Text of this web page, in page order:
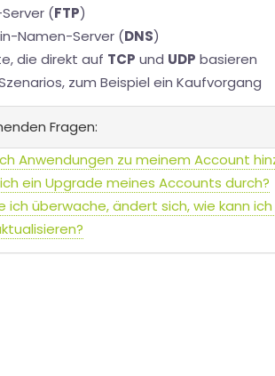
(FTP)
Namen-Server (DNS)
die direkt auf TCP und UDP basieren
zum Beispiel ein Kaufvorgang
Fragen:
Anwendungen zu meinem Account
ein Upgrade meines Accounts durch?
ich überwache, ändert sich, wie kann